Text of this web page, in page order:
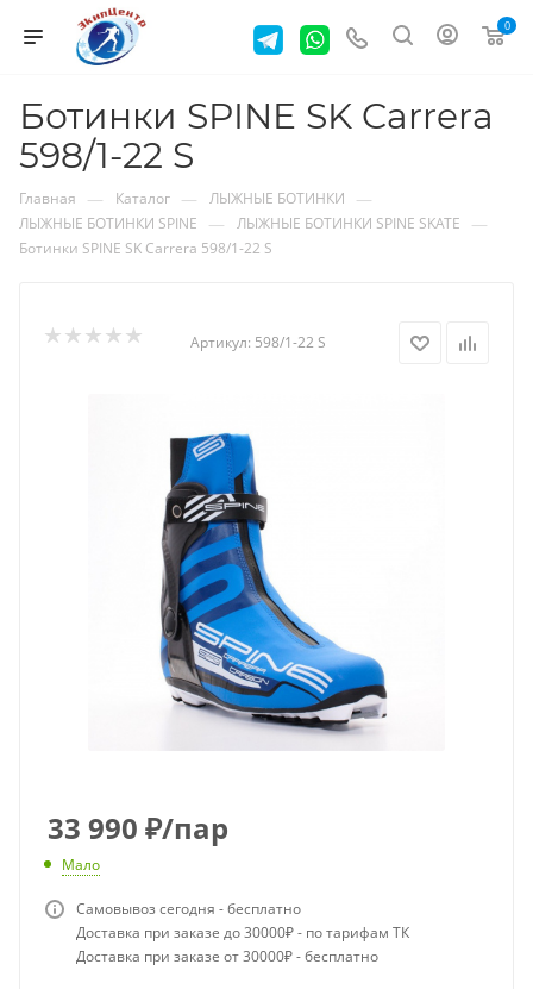
0
Ботинки SPINE SK Carrera
598/1-22 S
Главная — Каталог — ЛЫЖНЫЕ БОТИНКИ —
ЛЫЖНЫЕ БОТИНКИ SPINE — ЛЫЖНЫЕ БОТИНКИ SPINE SKATE —
Ботинки SPINE SK Carrera 598/1-22 S
Артикул: 598/1-22 S
33 990 ₽/пар
Мало
Самовывоз сегодня - бесплатно
Доставка при заказе до 30000₽ - по тарифам ТК
Доставка при заказе от 30000₽ - бесплатно